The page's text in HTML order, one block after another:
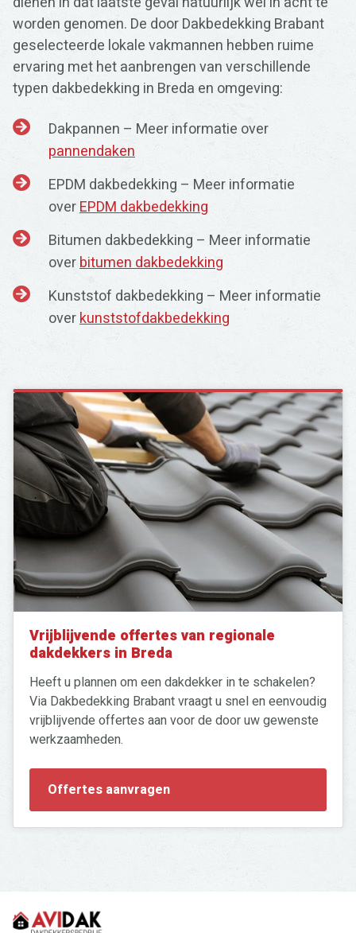
worden genomen. De door Dakbedekking Brabant
geselecteerde lokale vakmannen hebben ruime
ervaring met het aanbrengen van verschillende
typen dakbedekking in Breda en omgeving:
Dakpannen – Meer informatie over
pannendaken
EPDM dakbedekking – Meer informatie
overEPDM dakbedekking
Bitumen dakbedekking – Meer informatie
overbitumen dakbedekking
Kunststof dakbedekking – Meer informatie
overkunststofdakbedekking
Vrijblijvende offertes van regionale
dakdekkers in Breda
Heeft u plannen om een dakdekker in te schakelen?
Via Dakbedekking Brabant vraagt u snel en eenvoudig
vrijblijvende offertes aan voor de door uw gewenste
werkzaamheden.
Offertes aanvragen